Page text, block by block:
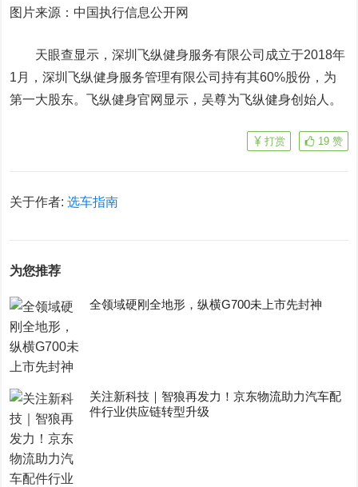
图片来源：中国执行信息公开网
天眼查显示，深圳飞纵健身服务有限公司成立于2018年
1月，深圳飞纵健身服务管理有限公司持有其60%股份，为
第一大股东。飞纵健身官网显示，吴尊为飞纵健身创始人。
19 赞
打赏
关于作者:选车指南
为您推荐
全领域硬刚全地形，纵横G700未上市先封神
关注新科技｜智狼再发力！京东物流助力汽车配
件行业供应链转型升级